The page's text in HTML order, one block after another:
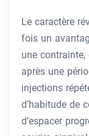
Le caractère
fois un
une contrainte,
après une
injections
d’habitude de
d’espacer